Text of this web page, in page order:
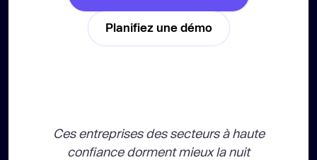
Planifiez une démo
Ces entreprises des secteurs à haute
confiance dorment mieux la nuit